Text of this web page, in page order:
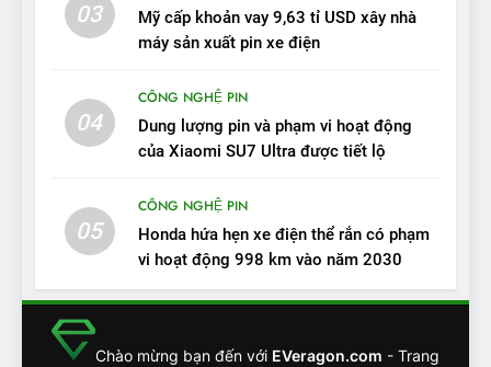
11
Người dùng nhận xét về
tốt, lái hay nhất tầm giá 1 tỷ
đồng
ĐÁNH GIÁ XE
tính, ‘tốt gỗ tốt cả nước sơn’
ĐÁNH GIÁ XE
13
khắc nghiệt và điểm tuyệt
03
Mỹ cấp khoản vay 9,63 tỉ USD xây nhà
máy sản xuất pin xe điện
04
CÔNG NGHỆ PIN
Dung lượng pin và phạm vi hoạt động
của Xiaomi SU7 Ultra được tiết lộ
05
CÔNG NGHỆ PIN
Honda hứa hẹn xe điện thể rắn có phạm
vi hoạt động 998 km vào năm 2030
Chào mừng bạn đến với EVeragon.com - Trang